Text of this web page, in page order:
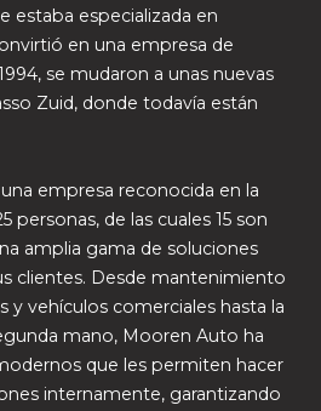
estaba especializada en
en una empresa de
se mudaron a unas nuevas
Zuid, donde todavía están
empresa reconocida en la
personas, de las cuales 15 son
amplia gama de soluciones
clientes. Desde mantenimiento
y vehículos comerciales hasta la
mano, Mooren Auto ha
que les permiten hacer
internamente, garantizando